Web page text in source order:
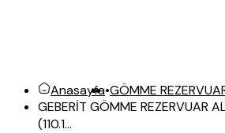
Anasayfa•GÖMME
GEBERİT GÖMME REZERVUAR
(110.1...